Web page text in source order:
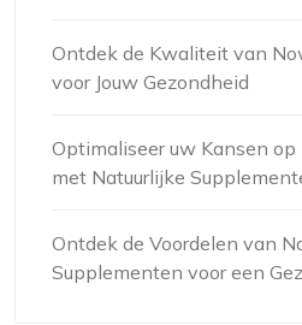
Ontdek de Kwaliteit van
voor Jouw Gezondheid
Optimaliseer uw Kansen
met Natuurlijke
Ontdek de Voordelen van
Supplementen voor een